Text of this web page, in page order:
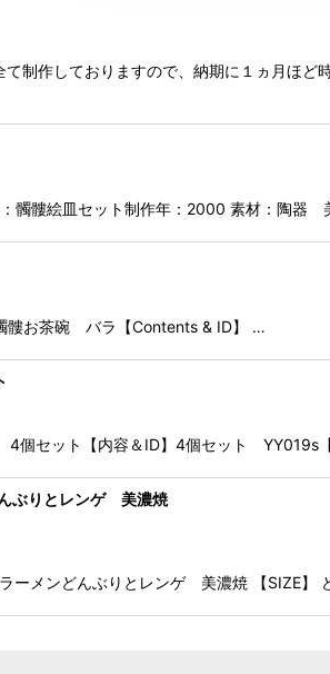
制作しておりますので、納期に１ヵ月ほど
髑髏絵皿セット制作年：2000 素材：陶
茶碗 バラ【Contents & ID】 …
4個セット【内容＆ID】4個セット
ぶりとレンゲ 美濃焼
ーメンどんぶりとレンゲ 美濃焼 【SIZE